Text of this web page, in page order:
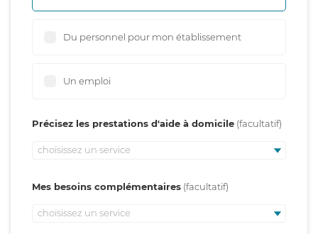
Du personnel pour mon établissement
Un emploi
Précisez les prestations d'aide à domicile
choisissez un service
Mes besoins complémentaires
choisissez un service